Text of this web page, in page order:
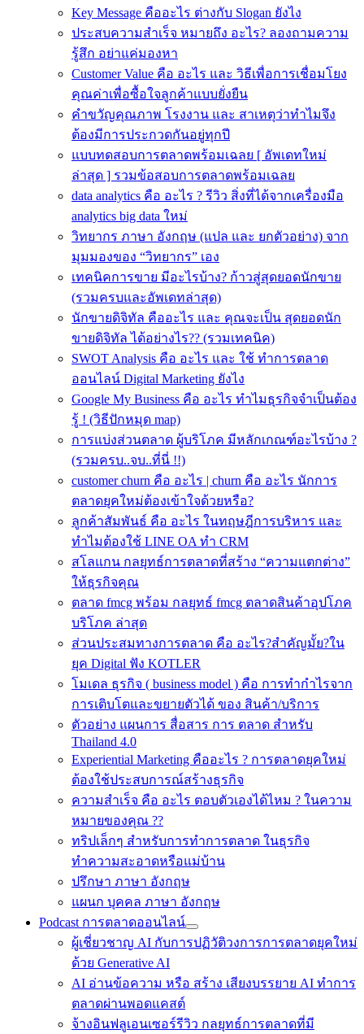
Key Message คืออะไร ต่างกับ Slogan ยังไง
ประสบความสําเร็จ หมายถึง อะไร? ลองถามความ
รู้สึก อย่าแค่มองหา
Customer Value คือ อะไร และ วิธีเพื่อการเชื่อมโยง
คุณค่าเพื่อซื้อใจลูกค้าแบบยั่งยืน
คําขวัญคุณภาพ โรงงาน และ สาเหตุว่าทำไมจึง
ต้องมีการประกวดกันอยู่ทุกปี
แบบทดสอบการตลาดพร้อมเฉลย [ อัพเดทใหม่
ล่าสุด ] รวมข้อสอบการตลาดพร้อมเฉลย
data analytics คือ อะไร ? รีวิว สิ่งที่ได้จากเครื่องมือ
analytics big data ใหม่
วิทยากร ภาษา อังกฤษ (แปล และ ยกตัวอย่าง) จาก
มุมมองของ “วิทยากร” เอง
เทคนิคการขาย มีอะไรบ้าง? ก้าวสู่สุดยอดนักขาย
(รวมครบและอัพเดทล่าสุด)
นักขายดิจิทัล คืออะไร และ คุณจะเป็น สุดยอดนัก
ขายดิจิทัล ได้อย่างไร?? (รวมเทคนิค)
SWOT Analysis คือ อะไร และ ใช้ ทำการตลาด
ออนไลน์ Digital Marketing ยังไง
Google My Business คือ อะไร ทำไมธุรกิจจำเป็นต้อง
รู้ ! (วิธีปักหมุด map)
การแบ่งส่วนตลาด ผู้บริโภค มีหลักเกณฑ์อะไรบ้าง ?
(รวมครบ..จบ..ที่นี่ !!)
customer churn คือ อะไร | churn คือ อะไร นักการ
ตลาดยุคใหม่ต้องเข้าใจด้วยหรือ?
ลูกค้าสัมพันธ์ คือ อะไร ในทฤษฎีการบริหาร และ
ทำไมต้องใช้ LINE OA ทำ CRM
สโลแกน กลยุทธ์การตลาดที่สร้าง “ความแตกต่าง”
ให้ธุรกิจคุณ
ตลาด fmcg พร้อม กลยุทธ์ fmcg ตลาดสินค้าอุปโภค
บริโภค ล่าสุด
ส่วนประสมทางการตลาด คือ อะไร?สำคัญมั้ย?ใน
ยุค Digital ฟัง KOTLER
โมเดล ธุรกิจ ( business model ) คือ การทำกำไรจาก
การเติบโตและขยายตัวได้ ของ สินค้า/บริการ
ตัวอย่าง แผนการ สื่อสาร การ ตลาด สำหรับ
Thailand 4.0
Experiential Marketing คืออะไร ? การตลาดยุคใหม่
ต้องใช้ประสบการณ์สร้างธุรกิจ
ความสำเร็จ คือ อะไร ตอบตัวเองได้ไหม ? ในความ
หมายของคุณ ??
ทริปเล็กๆ สำหรับการทำการตลาด ในธุรกิจ
ทำความสะอาดหรือแม่บ้าน
ปรึกษา ภาษา อังกฤษ
แผนก บุคคล ภาษา อังกฤษ
Podcast การตลาดออนไลน์
ผู้เชี่ยวชาญ AI กับการปฏิวัติวงการการตลาดยุคใหม่
ด้วย Generative AI
AI อ่านข้อความ หรือ สร้าง เสียงบรรยาย AI ทำการ
ตลาดผ่านพอดแคสต์
จ้างอินฟลูเอนเซอร์รีวิว กลยุทธ์การตลาดที่มี